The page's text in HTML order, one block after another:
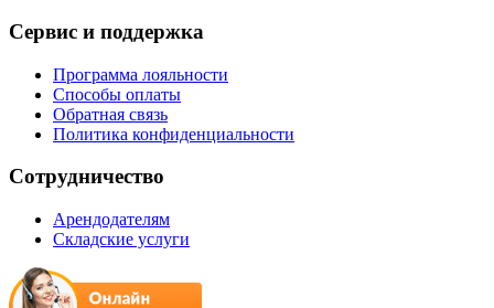
Сервис и поддержка
Программа лояльности
Способы оплаты
Обратная связь
Политика конфиденциальности
Сотрудничество
Арендодателям
Складские услуги